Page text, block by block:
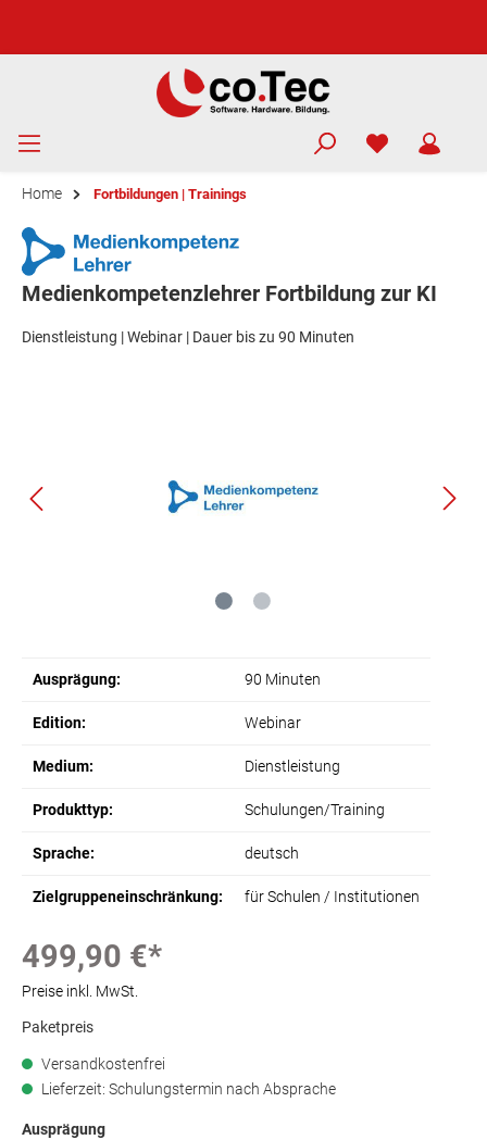
Home Fortbildungen | Trainings
Medienkompetenzlehrer Fortbildung zur KI
Dienstleistung | Webinar | Dauer bis zu 90 Minuten
Ausprägung: 90 Minuten
Edition: Webinar
Medium: Dienstleistung
Produkttyp: Schulungen/Training
Sprache: deutsch
Zielgruppeneinschränkung: für Schulen / Institutionen
499,90 €*
Preise inkl. MwSt.
Paketpreis
Versandkostenfrei
Lieferzeit: Schulungstermin nach Absprache
Ausprägung